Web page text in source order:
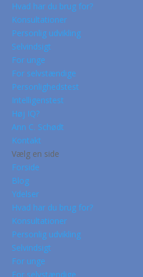
Hvad har du brug for?
Konsultationer
Personlig udvikling
Selvindsigt
For unge
For selvstændige
Personlighedstest
Intelligenstest
Høj IQ?
Ann C. Schødt
Kontakt
Vælg en side
Forside
Blog
Ydelser
Hvad har du brug for?
Konsultationer
Personlig udvikling
Selvindsigt
For unge
For selvstændige